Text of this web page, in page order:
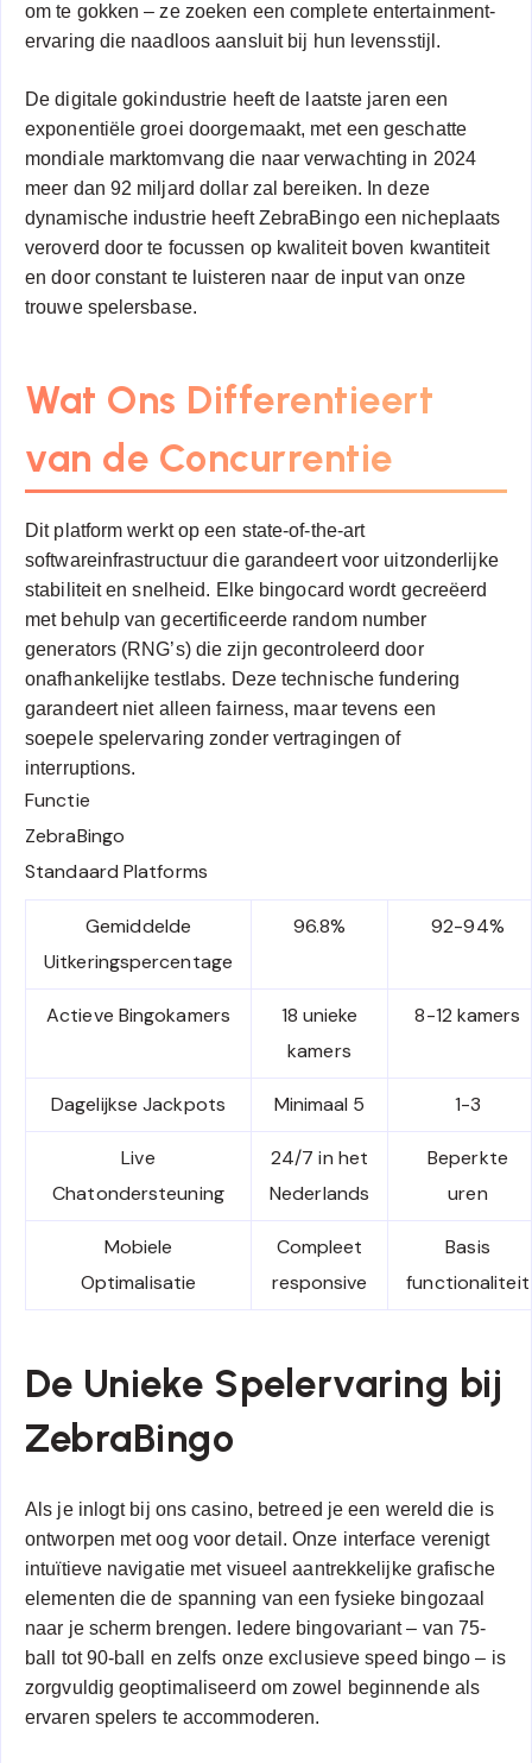
om te gokken – ze zoeken een complete entertainment-
ervaring die naadloos aansluit bij hun levensstijl.
De digitale gokindustrie heeft de laatste jaren een
exponentiële groei doorgemaakt, met een geschatte
mondiale marktomvang die naar verwachting in 2024
meer dan 92 miljard dollar zal bereiken. In deze
dynamische industrie heeft ZebraBingo een nicheplaats
veroverd door te focussen op kwaliteit boven kwantiteit
en door constant te luisteren naar de input van onze
trouwe spelersbase.
Wat Ons Differentieert
van de Concurrentie
Dit platform werkt op een state-of-the-art
softwareinfrastructuur die garandeert voor uitzonderlijke
stabiliteit en snelheid. Elke bingocard wordt gecreëerd
met behulp van gecertificeerde random number
generators (RNG’s) die zijn gecontroleerd door
onafhankelijke testlabs. Deze technische fundering
garandeert niet alleen fairness, maar tevens een
soepele spelervaring zonder vertragingen of
interruptions.
Functie
ZebraBingo
Standaard Platforms
Gemiddelde
Uitkeringspercentage
96.8% 92-94%
Actieve Bingokamers
18 unieke
kamers
8-12 kamers
Dagelijkse Jackpots Minimaal 5 1-3
Live
Chatondersteuning
24/7 in het
Nederlands
Beperkte
uren
Mobiele
Optimalisatie
Compleet
responsive
Basis
functionaliteit
De Unieke Spelervaring bij
ZebraBingo
Als je inlogt bij ons casino, betreed je een wereld die is
ontworpen met oog voor detail. Onze interface verenigt
intuïtieve navigatie met visueel aantrekkelijke grafische
elementen die de spanning van een fysieke bingozaal
naar je scherm brengen. Iedere bingovariant – van 75-
ball tot 90-ball en zelfs onze exclusieve speed bingo – is
zorgvuldig geoptimaliseerd om zowel beginnende als
ervaren spelers te accommoderen.